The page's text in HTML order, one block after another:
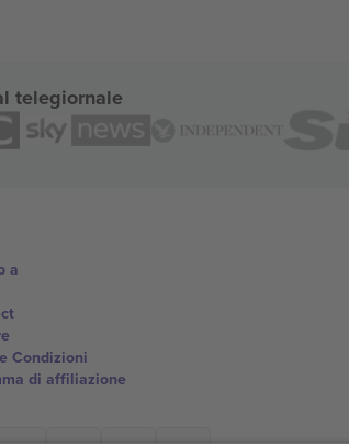
telegiornale
a
Condizioni
di affiliazione